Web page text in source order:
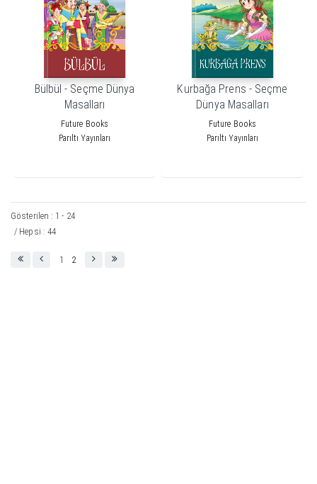
Bülbül - Seçme Dünya
Masalları
Future Books
Parıltı Yayınları
Kurbağa Prens - Seçme
Dünya Masalları
Future Books
Parıltı Yayınları
Gösterilen : 1 - 24
/ Hepsi : 44
1 2